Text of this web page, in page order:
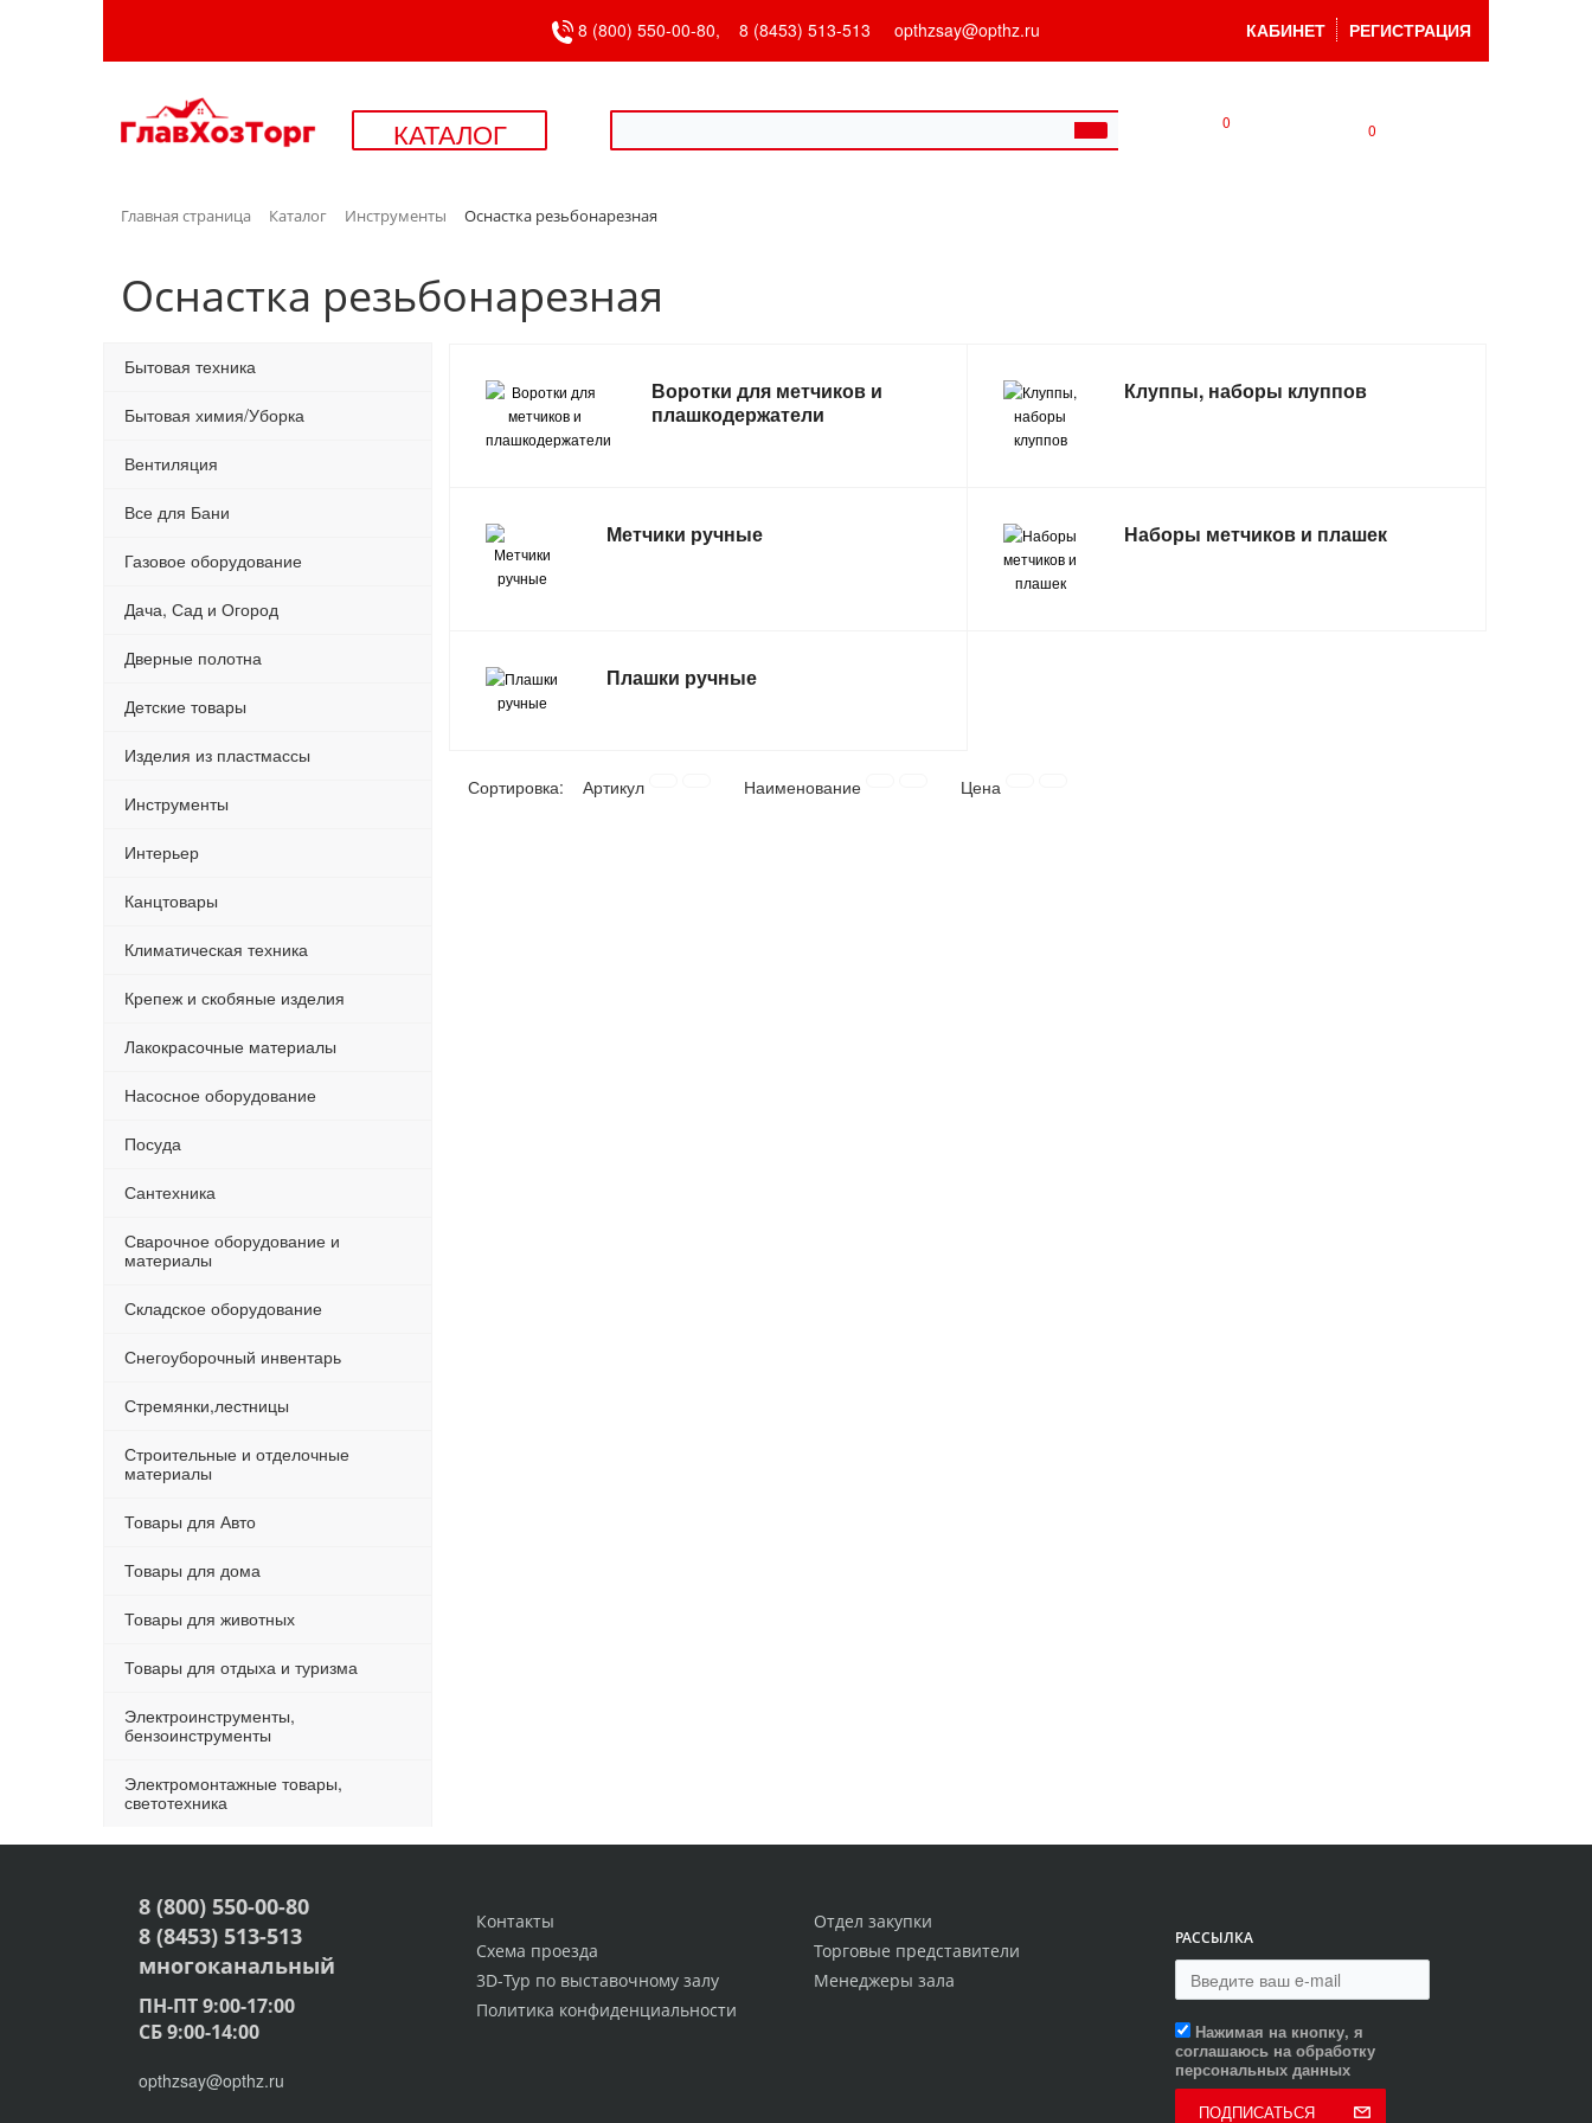
8 (800) 550-00-80, 8 (8453) 513-513 opthzsay@opthz.ru КАБИНЕТ РЕГИСТРАЦИЯ
КАТАЛОГ 0 0
Главная страница Каталог Инструменты Оснастка резьбонарезная
Оснастка резьбонарезная
Бытовая техника
Бытовая химия/Уборка
Вентиляция
Все для Бани
Газовое оборудование
Дача, Сад и Огород
Дверные полотна
Детские товары
Изделия из пластмассы
Инструменты
Интерьер
Канцтовары
Климатическая техника
Крепеж и скобяные изделия
Лакокрасочные материалы
Насосное оборудование
Посуда
Сантехника
Сварочное оборудование и
материалы
Складское оборудование
Снегоуборочный инвентарь
Стремянки,лестницы
Строительные и отделочные
материалы
Товары для Авто
Товары для дома
Товары для животных
Товары для отдыха и туризма
Электроинструменты,
бензоинструменты
Электромонтажные товары,
светотехника
Воротки для метчиков и
плашкодержатели
Клуппы, наборы клуппов
Метчики ручные Наборы метчиков и плашек
Плашки ручные
Сортировка: Артикул Наименование Цена
Отдел закупки
Торговые представители
Менеджеры зала
Контакты
Схема проезда
3D-Тур по выставочному залу
Политика конфиденциальности
РАССЫЛКА
Нажимая на кнопку, я
соглашаюсь на обработку
персональных данных
ПОДПИСАТЬСЯ
8 (800) 550-00-80
8 (8453) 513-513
многоканальный
ПН-ПТ 9:00-17:00
СБ 9:00-14:00
opthzsay@opthz.ru